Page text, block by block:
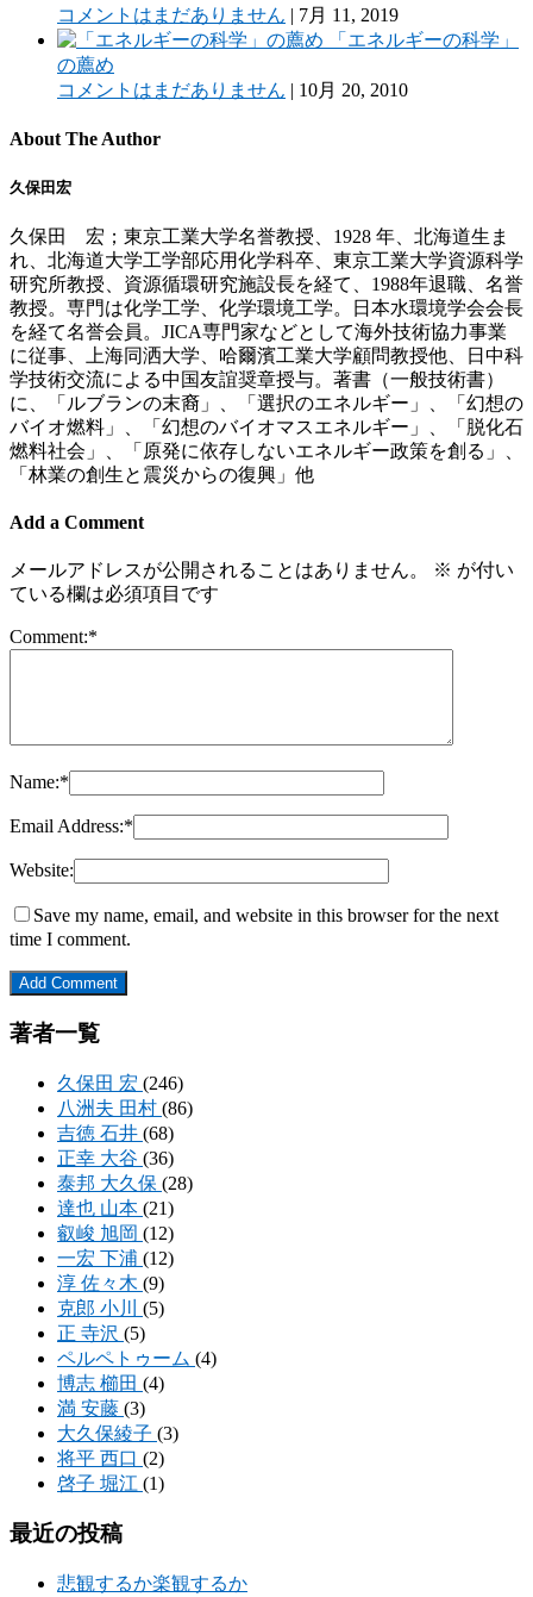
コメントはまだありません | 7月 11, 2019
「エネルギーの科学」
の薦め
コメントはまだありません | 10月 20, 2010
About The Author
久保田宏
久保田 宏；東京工業大学名誉教授、1928 年、北海道生ま
れ、北海道大学工学部応用化学科卒、東京工業大学資源科学
研究所教授、資源循環研究施設長を経て、1988年退職、名誉
教授。専門は化学工学、化学環境工学。日本水環境学会会長
を経て名誉会員。JICA専門家などとして海外技術協力事業
に従事、上海同洒大学、哈爾濱工業大学顧問教授他、日中科
学技術交流による中国友誼奨章授与。著書（一般技術書）
に、「ルブランの末裔」、「選択のエネルギー」、「幻想の
バイオ燃料」、「幻想のバイオマスエネルギー」、「脱化石
燃料社会」、「原発に依存しないエネルギー政策を創る」、
「林業の創生と震災からの復興」他
Add a Comment
メールアドレスが公開されることはありません。 ※ が付い
ている欄は必須項目です
Comment:*
Name:*
Email Address:*
Website:
Save my name, email, and website in this browser for the next
time I comment.
著者一覧
久保田 宏 (246)
八洲夫 田村 (86)
吉徳 石井 (68)
正幸 大谷 (36)
泰邦 大久保 (28)
達也 山本 (21)
叡峻 旭岡 (12)
一宏 下浦 (12)
淳 佐々木 (9)
克郎 小川 (5)
正 寺沢 (5)
ペルペトゥーム (4)
博志 櫛田 (4)
満 安藤 (3)
大久保綾子 (3)
将平 西口 (2)
啓子 堀江 (1)
最近の投稿
悲観するか楽観するか